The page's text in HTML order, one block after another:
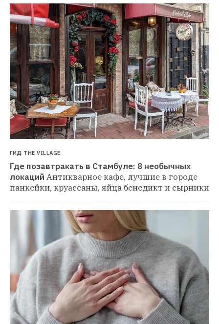
ГИД THE VILLAGE
Где позавтракать в Стамбуле: 8 необычных
локаций Антикварное кафе, лучшие в городе
панкейки, круассаны, яйца бенедикт и сырники